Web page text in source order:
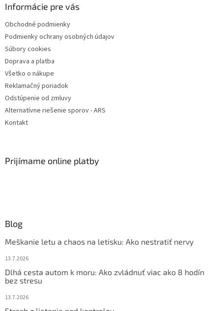
Informácie pre vás
Obchodné podmienky
Podmienky ochrany osobných údajov
Súbory cookies
Doprava a platba
Všetko o nákupe
Reklamačný poriadok
Odstúpenie od zmluvy
Alternatívne riešenie sporov - ARS
Kontakt
Prijímame online platby
Blog
Meškanie letu a chaos na letisku: Ako nestratiť nervy
13.7.2026
Dlhá cesta autom k moru: Ako zvládnuť viac ako 8 hodín
bez stresu
13.7.2026